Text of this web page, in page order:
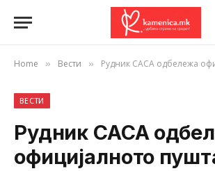
Home » Вести » Рудник САСА одбележа официјалното пуштање во употреба на новиот апарат за дигитална
ВЕСТИ
Рудник САСА
официјалното